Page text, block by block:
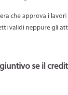
che approva i
validi neppure gli
se il